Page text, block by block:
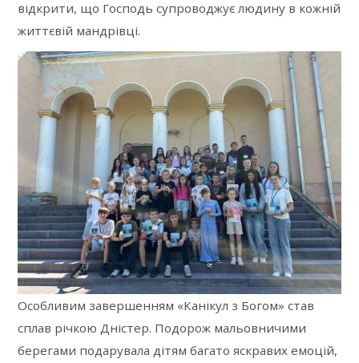
відкрити, що Господь супроводжує людину в кожній
життєвій мандрівці.
Особливим завершенням «Канікул з Богом» став
сплав річкою Дністер. Подорож мальовничими
берегами подарувала дітям багато яскравих емоцій,